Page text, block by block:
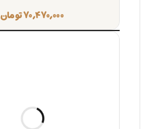
۷۰,۴۷۰,۰۰۰تومان